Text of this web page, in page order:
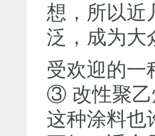
想，所以近
泛，成为大
受欢迎的一
③ 改性聚乙
这种涂料也